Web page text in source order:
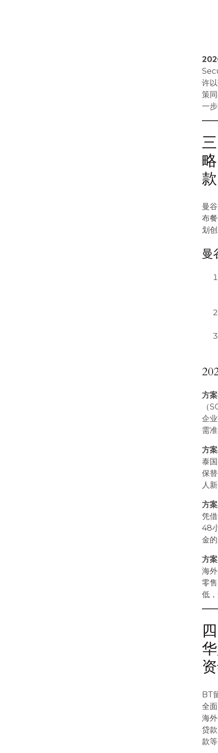
许
策
一
款
曼
布
划
曼
方
（
企
需
方
泰
保
人
方
凭
48
金
方
海
零
低
BT
全
海
贷
款